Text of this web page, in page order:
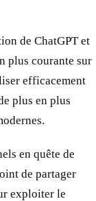
de ChatGPT et
plus courante sur
efficacement
plus en plus
en quête de
de partager
exploiter le